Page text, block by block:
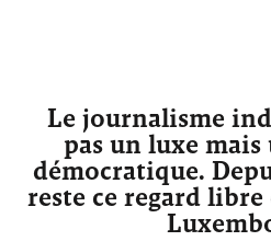
Le journalisme
pas un luxe mais
démocratique.
reste ce regard